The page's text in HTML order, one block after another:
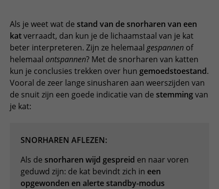
Als je weet wat de stand van de snorharen van een
katverraadt, dan kun je de lichaamstaal van je kat
beter interpreteren. Zijn ze helemaal gespannen of
helemaal ontspannen? Met de snorharen van katten
kun je conclusies trekken over hun gemoedstoestand.
Vooral de zeer lange sinusharen aan weerszijden van
de snuit zijn een goede indicatie van de stemmingvan
je kat:
SNORHAREN AFLEZEN:
Als de snorharen wijd gespreid en naar voren
geduwd zijn: de kat bevindt zich in een
opgewonden en alerte standby-modus